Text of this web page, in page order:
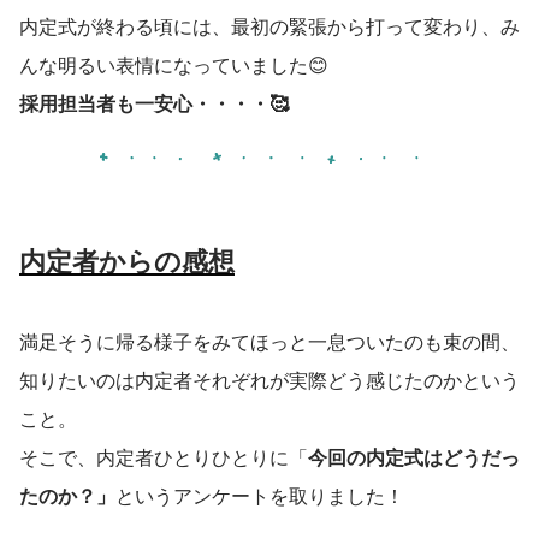
内定式が終わる頃には、最初の緊張から打って変わり、み
んな明るい表情になっていました😊
採用担当者も一安心・・・・🥰
内定者からの感想
満足そうに帰る様子をみてほっと一息ついたのも束の間、
知りたいのは内定者それぞれが実際どう感じたのかという
こと。
そこで、内定者ひとりひとりに「今回の内定式はどうだっ
たのか？」 というアンケートを取りました！